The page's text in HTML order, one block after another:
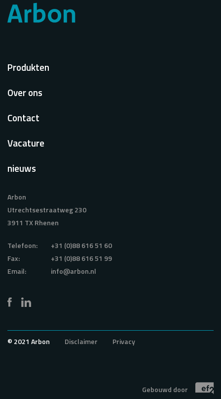
Voet
Produkten
Over ons
Contact
Vacature
nieuws
Arbon
Utrechtsestraatweg 230
3911 TX Rhenen
Telefoon:
+31 (0)88 616 51 60
Fax:
+31 (0)88 616 51 99
Email:
info@arbon.nl
© 2021 Arbon Disclaimer Privacy
Gebouwd door